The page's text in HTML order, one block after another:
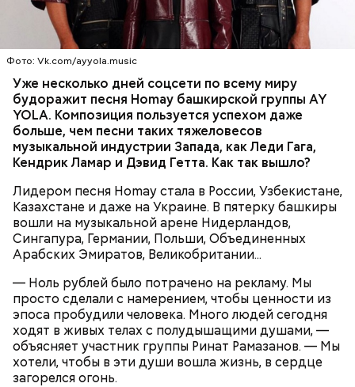
Фото: Vk.com/ayyola.music
Уже несколько дней соцсети по всему миру
будоражит песня Homay башкирской группы AY
YOLA. Композиция пользуется успехом даже
больше, чем песни таких тяжеловесов
музыкальной индустрии Запада, как Леди Гага,
Кендрик Ламар и Дэвид Гетта. Как так вышло?
Лидером песня Homay стала в России, Узбекистане,
Казахстане и даже на Украине. В пятерку башкиры
вошли на музыкальной арене Нидерландов,
Сингапура, Германии, Польши, Объединенных
Арабских Эмиратов, Великобритании...
— Ноль рублей было потрачено на рекламу. Мы
просто сделали с намерением, чтобы ценности из
эпоса пробудили человека. Много людей сегодня
ходят в живых телах с полудышащими душами, —
объясняет участник группы Ринат Рамазанов. — Мы
хотели, чтобы в эти души вошла жизнь, в сердце
загорелся огонь.
Противень ставится в духовку, разогретую до 180–
190 градусов. Спагетти из кабачка нужно запекать
25–30 минут.
Уберут отеки и улучшат зрение:
диетолог Соломатина рассказала
Кабачки, тушеные с курицей
Как приготовить домашний
Эндокринолог Куликова
объяснила, в чем заключается
Как выбрать дыню
Фото: Shutterstock